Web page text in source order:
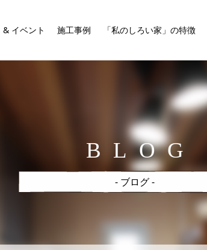
イベント 施工事例 「私のしろい家」の特徴
BLOG
- ブログ -